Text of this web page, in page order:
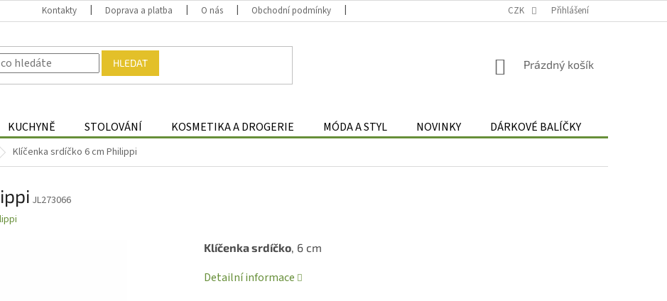
Kontakty Doprava a platba O nás Obchodní podmínky Odstoupení od smlouvy
CZK Přihlášení
HLEDAT
NÁKUPNÍ
Prázdný košík
KUCHYNĚ STOLOVÁNÍ KOSMETIKA A DROGERIE MÓDA A STYL NOVINKY DÁRKOVÉ BALÍČKY
Klíčenka srdíčko 6 cm Philippi
JL273066
Klíčenka srdíčko, 6 cm
Detailní informace